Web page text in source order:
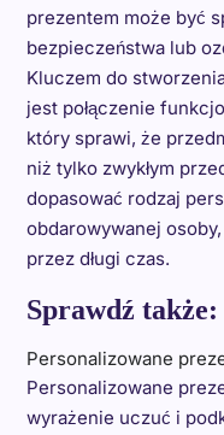
prezentem może być
bezpieczeństwa lub
Kluczem do
jest połączenie
który sprawi, że
niż tylko zwykłym
dopasować rodzaj
obdarowywanej
przez długi czas.
Sprawdź także:
Personalizowane
Personalizowane
wyrażenie uczuć i